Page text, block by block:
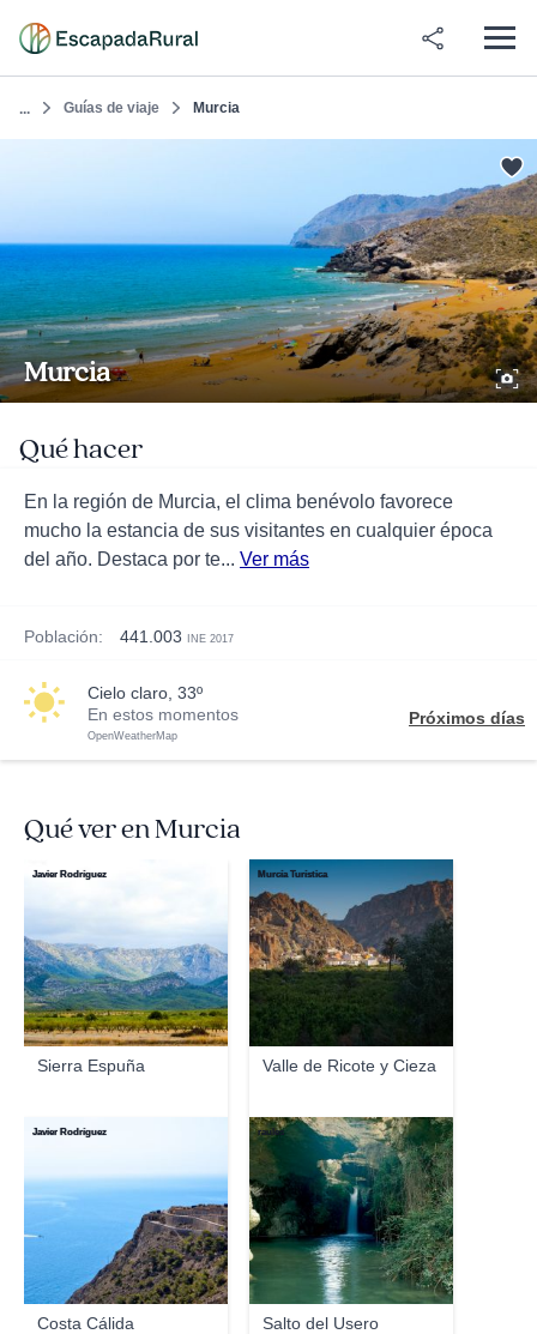
... Guías de viaje Murcia
Murcia
Qué hacer
En la región de Murcia, el clima benévolo favorece
mucho la estancia de sus visitantes en cualquier época
del año. Destaca por te... Ver más
Población: 441.003 INE 2017
cielo claro, 33º
En estos momentos
OpenWeatherMap
Próximos días
Qué ver en Murcia
Sierra Espuña
Javier Rodríguez
Valle de Ricote y Cieza
Murcía Turística
Costa Cálida
Javier Rodríguez
Salto del Usero
raules